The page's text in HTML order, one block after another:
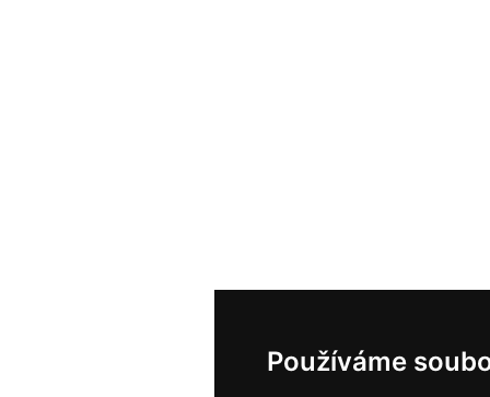
Používáme